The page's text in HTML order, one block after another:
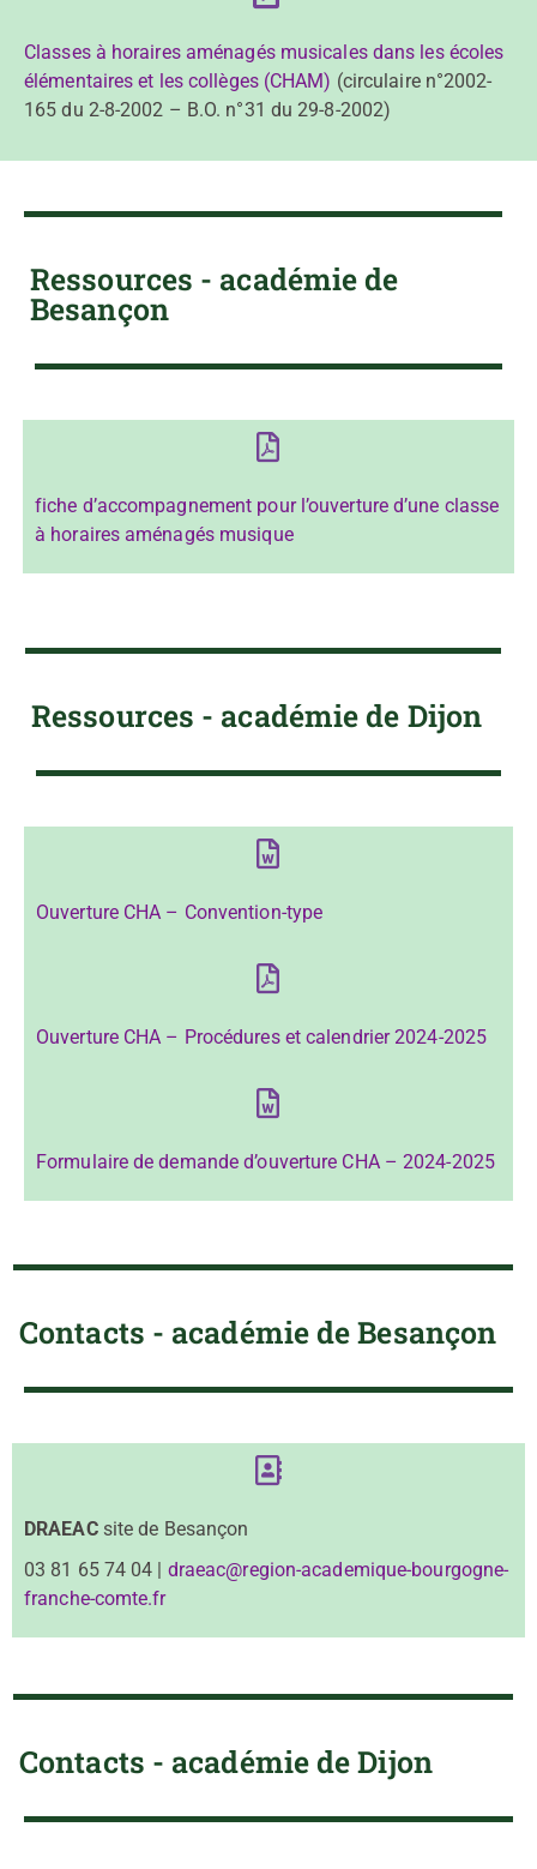
Classes à horaires aménagés musicales dans les écoles
élémentaires et les collèges (CHAM) (circulaire n°2002-
165 du 2-8-2002 – B.O. n°31 du 29-8-2002)
Ressources - académie de
Besançon
fiche d’accompagnement pour l’ouverture d’une classe
à horaires aménagés musique
Ressources - académie de Dijon
Ouverture CHA – Convention-type
Ouverture CHA – Procédures et calendrier 2024-2025
Formulaire de demande d’ouverture CHA – 2024-2025
Contacts - académie de Besançon
DRAEACsite de Besançon
03 81 65 74 04 | draeac@region-academique-bourgogne-
franche-comte.fr
Contacts - académie de Dijon